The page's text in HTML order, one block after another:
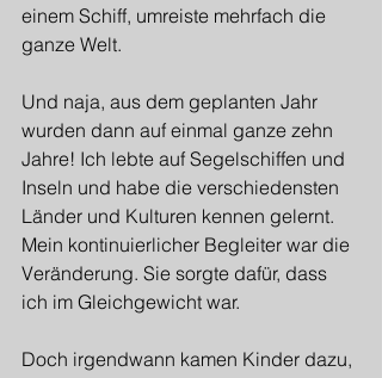
einem Schiff, umreiste mehrfach die
ganze Welt.
Und naja, aus dem geplanten Jahr
wurden dann auf einmal ganze zehn
Jahre! Ich lebte auf Segelschiffen und
Inseln und habe die verschiedensten
Länder und Kulturen kennen gelernt.
Mein kontinuierlicher Begleiter war die
Veränderung. Sie sorgte dafür, dass
ich im Gleichgewicht war.
Doch irgendwann kamen Kinder dazu,